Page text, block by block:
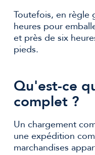
Toutefois, en règle
heures pour
et près de six
pieds.
Qu'est-ce
complet ?
Un chargement
une expédition
marchandises